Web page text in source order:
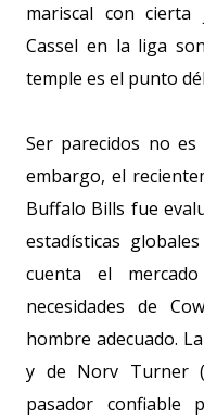
mariscal con
Cassel en la liga
temple es el punto
Ser parecidos no
embargo, el
Buffalo Bills fue
estadísticas
cuenta el
necesidades de
hombre adecuado.
y de Norv Turner
pasador confiable